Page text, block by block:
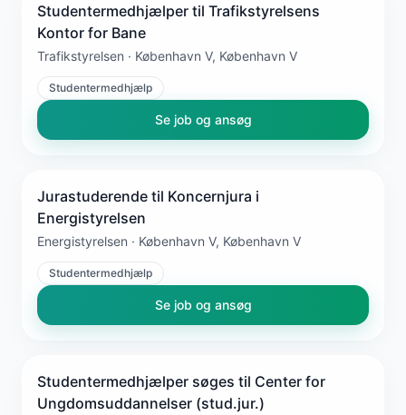
Studentermedhjælper til Trafikstyrelsens
Kontor for Bane
Trafikstyrelsen · København V, København V
Studentermedhjælp
Se job og ansøg
Jurastuderende til Koncernjura i
Energistyrelsen
Energistyrelsen · København V, København V
Studentermedhjælp
Se job og ansøg
Studentermedhjælper søges til Center for
Ungdomsuddannelser (stud.jur.)